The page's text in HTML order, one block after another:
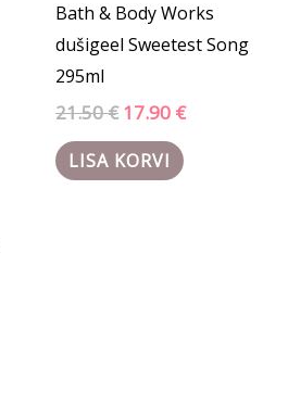
Bath & Body Works
dušigeel Sweetest Song
295ml
21.50€ 17.90 €
LISA KORVI